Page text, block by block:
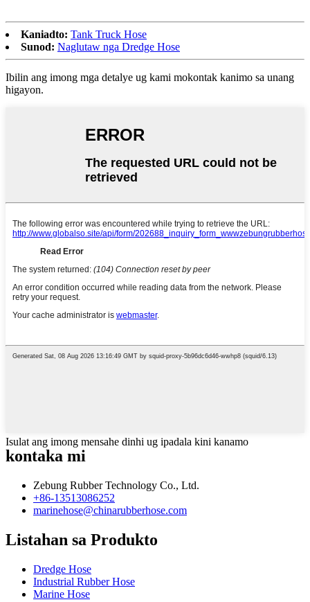
Kaniadto: Tank Truck Hose
Sunod: Naglutaw nga Dredge Hose
Ibilin ang imong mga detalye ug kami mokontak kanimo sa unang
higayon.
Isulat ang imong mensahe dinhi ug ipadala kini kanamo
kontaka mi
Zebung Rubber Technology Co., Ltd.
+86-13513086252
marinehose@chinarubberhose.com
Listahan sa Produkto
Dredge Hose
Industrial Rubber Hose
Marine Hose